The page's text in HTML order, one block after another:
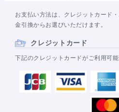
お支払い方法は、クレジットカード
金引換からお選びいただけます。
クレジットカード
下記のクレジットカードがご利用可能